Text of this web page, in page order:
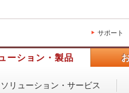
サポート
ーション・製品
ソリューション・ サービス